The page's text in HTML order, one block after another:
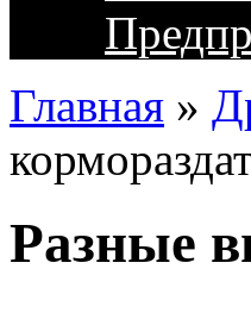
Главная »
Разные